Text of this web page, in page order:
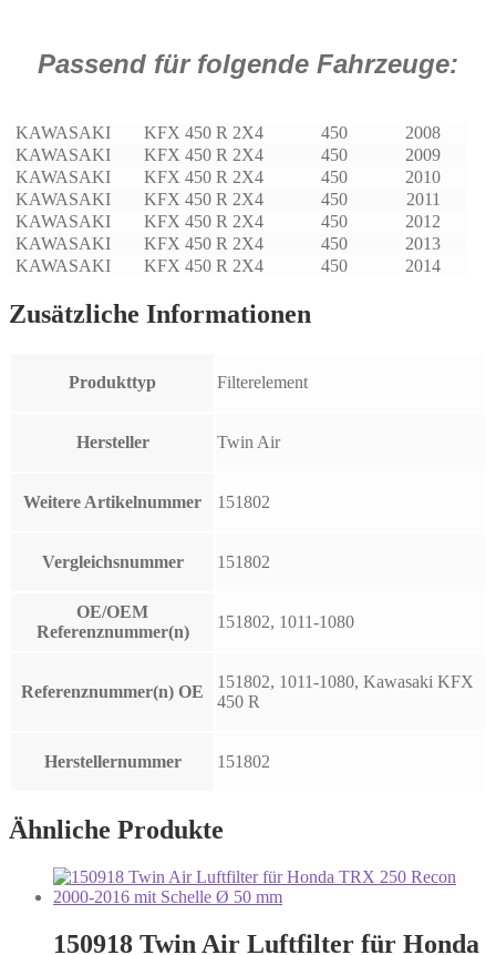
Passend für folgende Fahrzeuge:
KAWASAKI KFX 450 R 2X4 450
2008
KAWASAKI
KFX 450 R 2X4 450
2009
KAWASAKI
KFX 450 R 2X4 450
2010
KAWASAKI
KFX 450 R 2X4 450
2011
KAWASAKI
KFX 450 R 2X4 450
2012
KAWASAKI
KFX 450 R 2X4 450
2013
KAWASAKI
KFX 450 R 2X4 450 2014
Zusätzliche Informationen
Produkttyp Filterelement
Hersteller Twin Air
Weitere Artikelnummer 151802
Vergleichsnummer 151802
OE/OEM
Referenznummer(n)
151802, 1011-1080
Referenznummer(n) OE
151802, 1011-1080, Kawasaki KFX
450 R
Herstellernummer 151802
Ähnliche Produkte
150918 Twin Air Luftfilter für Honda